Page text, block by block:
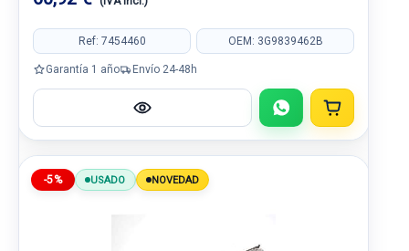
Ref: 7454460 OEM: 3G9839462B
Garantía 1 año Envío 24-48h
-5% USADO NOVEDAD